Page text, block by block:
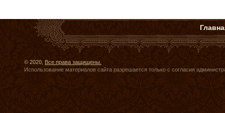
© 2020, Все права защищены.
Использование материалов сайта разрешается только с согласия